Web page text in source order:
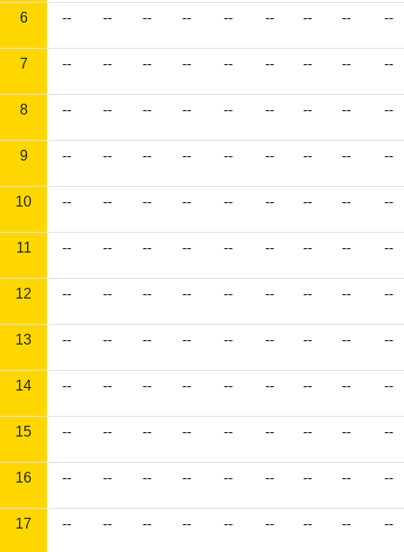
6 -- -- -- -- -- -- -- -- --
7 -- -- -- -- -- -- -- -- --
8 -- -- -- -- -- -- -- -- --
9 -- -- -- -- -- -- -- -- --
10 -- -- -- -- -- -- -- -- --
11 -- -- -- -- -- -- -- -- --
12 -- -- -- -- -- -- -- -- --
13 -- -- -- -- -- -- -- -- --
14 -- -- -- -- -- -- -- -- --
15 -- -- -- -- -- -- -- -- --
16 -- -- -- -- -- -- -- -- --
17 -- -- -- -- -- -- -- -- --